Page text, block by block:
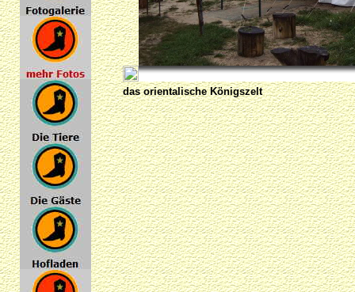
das orientalische Königszelt